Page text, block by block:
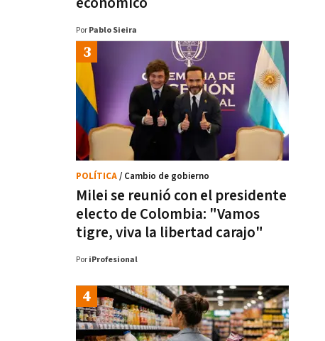
Por Pablo Sieira
Milei se reunió con el presidente
electo de Colombia: "Vamos
tigre, viva la libertad carajo"
POLÍTICA/ Cambio de gobierno
Por iProfesional